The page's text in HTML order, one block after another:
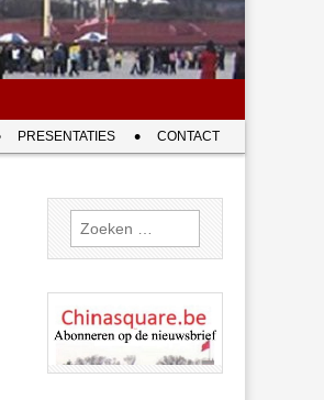
PRESENTATIES CONTACT
Zoeken
naar: